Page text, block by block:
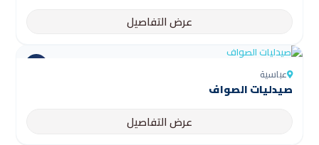
عرض التفاصيل
عباسية
صيدليات الصواف
عرض التفاصيل